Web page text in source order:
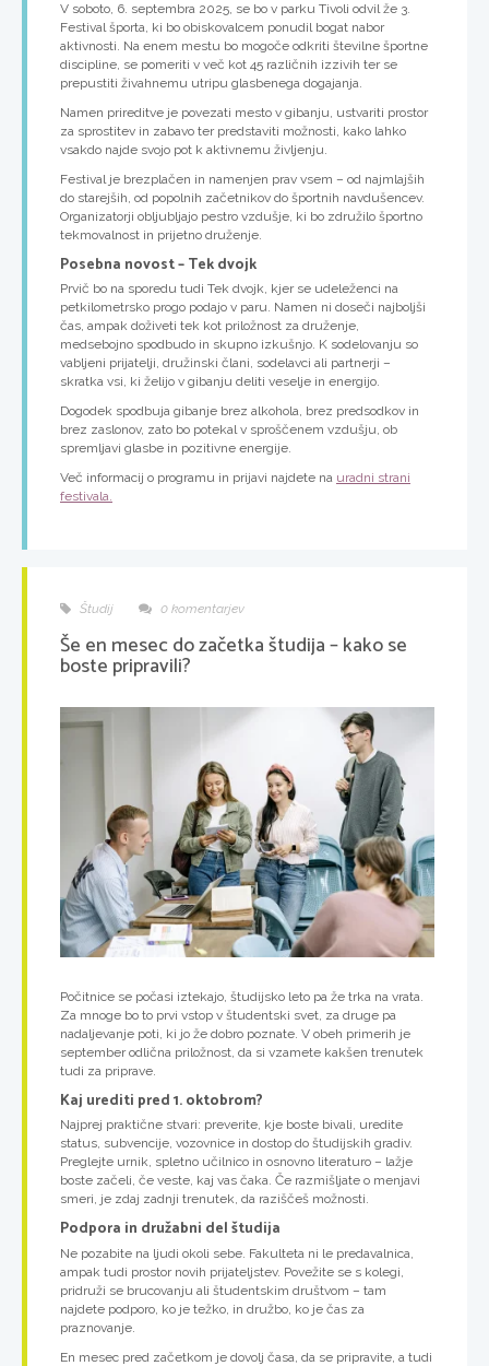
V soboto, 6. septembra 2025, se bo v parku Tivoli odvil že 3.
Festival športa, ki bo obiskovalcem ponudil bogat nabor
aktivnosti. Na enem mestu bo mogoče odkriti številne športne
discipline, se pomeriti v več kot 45 različnih izzivih ter se
prepustiti živahnemu utripu glasbenega dogajanja.
Namen prireditve je povezati mesto v gibanju, ustvariti prostor
za sprostitev in zabavo ter predstaviti možnosti, kako lahko
vsakdo najde svojo pot k aktivnemu življenju.
Festival je brezplačen in namenjen prav vsem – od najmlajših
do starejših, od popolnih začetnikov do športnih navdušencev.
Organizatorji obljubljajo pestro vzdušje, ki bo združilo športno
tekmovalnost in prijetno druženje.
Posebna novost – Tek dvojk
Prvič bo na sporedu tudi Tek dvojk, kjer se udeleženci na
petkilometrsko progo podajo v paru. Namen ni doseči najboljši
čas, ampak doživeti tek kot priložnost za druženje,
medsebojno spodbudo in skupno izkušnjo. K sodelovanju so
vabljeni prijatelji, družinski člani, sodelavci ali partnerji –
skratka vsi, ki želijo v gibanju deliti veselje in energijo.
Dogodek spodbuja gibanje brez alkohola, brez predsodkov in
brez zaslonov, zato bo potekal v sproščenem vzdušju, ob
spremljavi glasbe in pozitivne energije.
Več informacij o programu in prijavi najdete na uradni strani
festivala.
Študij 0 komentarjev
Še en mesec do začetka študija – kako se
boste pripravili?
Počitnice se počasi iztekajo, študijsko leto pa že trka na vrata.
Za mnoge bo to prvi vstop v študentski svet, za druge pa
nadaljevanje poti, ki jo že dobro poznate. V obeh primerih je
september odlična priložnost, da si vzamete kakšen trenutek
tudi za priprave.
Kaj urediti pred 1. oktobrom?
Najprej praktične stvari: preverite, kje boste bivali, uredite
status, subvencije, vozovnice in dostop do študijskih gradiv.
Preglejte urnik, spletno učilnico in osnovno literaturo – lažje
boste začeli, če veste, kaj vas čaka. Če razmišljate o menjavi
smeri, je zdaj zadnji trenutek, da raziščeš možnosti.
Podpora in družabni del študija
Ne pozabite na ljudi okoli sebe. Fakulteta ni le predavalnica,
ampak tudi prostor novih prijateljstev. Povežite se s kolegi,
pridruži se brucovanju ali študentskim društvom – tam
najdete podporo, ko je težko, in družbo, ko je čas za
praznovanje.
En mesec pred začetkom je dovolj časa, da se pripravite, a tudi